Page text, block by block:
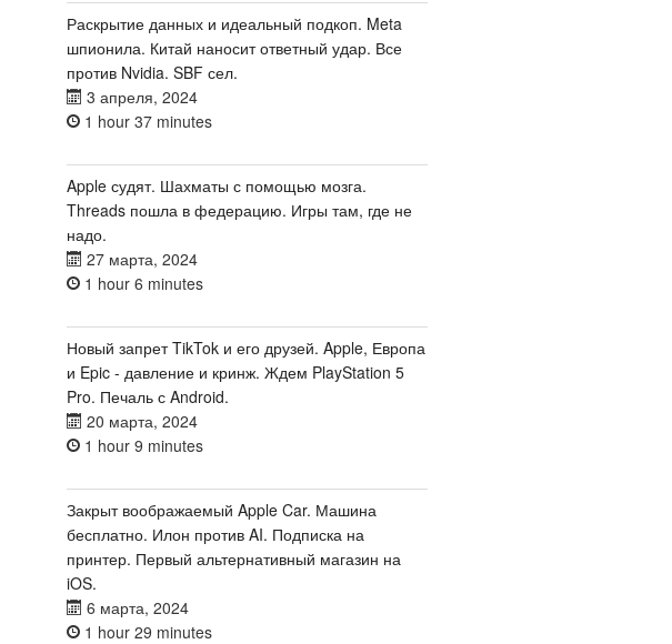
Раскрытие данных и идеальный подкоп. Meta
шпионила. Китай наносит ответный удар. Все
против Nvidia. SBF сел.
3 апреля, 2024
1 hour 37 minutes
Apple судят. Шахматы с помощью мозга.
Threads пошла в федерацию. Игры там, где не
надо.
27 марта, 2024
1 hour 6 minutes
Новый запрет TikTok и его друзей. Apple, Европа
и Epic - давление и кринж. Ждем PlayStation 5
Pro. Печаль с Android.
20 марта, 2024
1 hour 9 minutes
Закрыт воображаемый Apple Car. Машина
бесплатно. Илон против AI. Подписка на
принтер. Первый альтернативный магазин на
iOS.
6 марта, 2024
1 hour 29 minutes